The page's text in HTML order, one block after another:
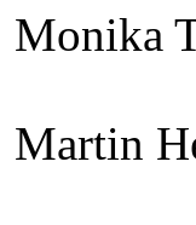
Monika
Martin